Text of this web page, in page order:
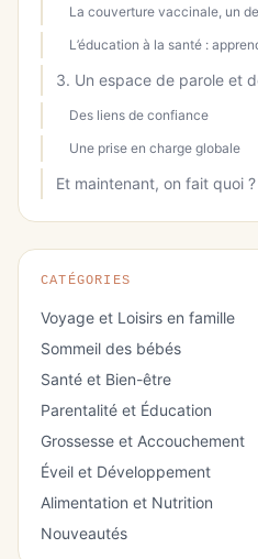
La couverture vaccinale, un
L’éducation à la santé :
3. Un espace de parole et
Des liens de confiance
Une prise en charge globale
Et maintenant, on fait quoi
CATÉGORIES
Voyage et Loisirs en famille
Sommeil des bébés
Santé et Bien-être
Parentalité et Éducation
Grossesse et Accouchement
Éveil et Développement
Alimentation et Nutrition
Nouveautés